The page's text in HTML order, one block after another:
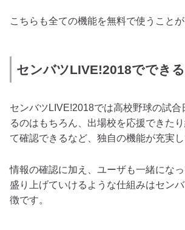
こちらも全ての機能を無料で使うことが
センバツLIVE!2018ででき
センバツLIVE!2018では高校野球の試合
るのはもちろん、出場校を応援できた
て確認できるなど、独自の機能が充実し
情報の確認に加え、ユーザも一緒にな
盛り上げていけるような仕組みはセン
徴です。